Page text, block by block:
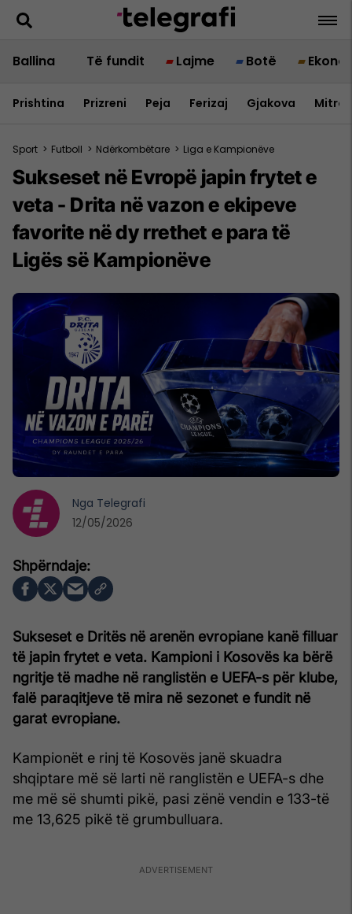
Ballina Të fundit Lajme Botë
Prishtina Prizreni Peja Ferizaj Gjakova
Sport > Futboll > Ndërkombëtare > Liga e Kampionëve
Sukseset në Evropë japin frytet e
veta - Drita në vazon e ekipeve
favorite në dy rrethet e para të
Ligës së Kampionëve
Sukseset e Dritës në arenën evropiane kanë filluar
të japin frytet e veta. Kampioni i Kosovës ka bërë
ngritje të madhe në ranglistën e UEFA-s për klube,
falë paraqitjeve të mira në sezonet e fundit në
garat evropiane.
Kampionët e rinj të Kosovës janë skuadra
shqiptare më së larti në ranglistën e UEFA-s dhe
me më së shumti pikë, pasi zënë vendin e 133-të
me 13,625 pikë të grumbulluara.
Nga Telegrafi
12/05/2026